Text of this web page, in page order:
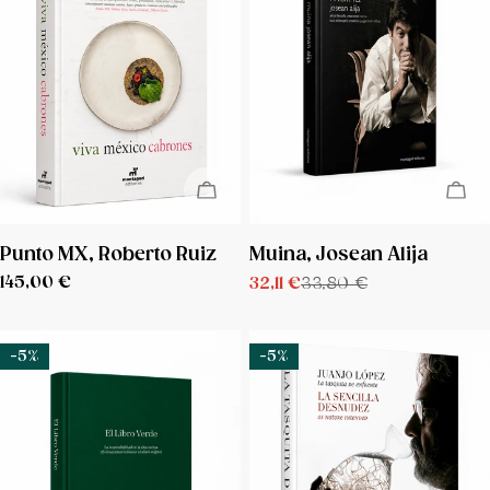
AGOTADO
TIPO:
Punto MX, Roberto Ruiz
Precio
145,00 €
TIPO:
Muina, Josean Alija
Precio
32,11 €
Precio33,80 €
-5% -5%